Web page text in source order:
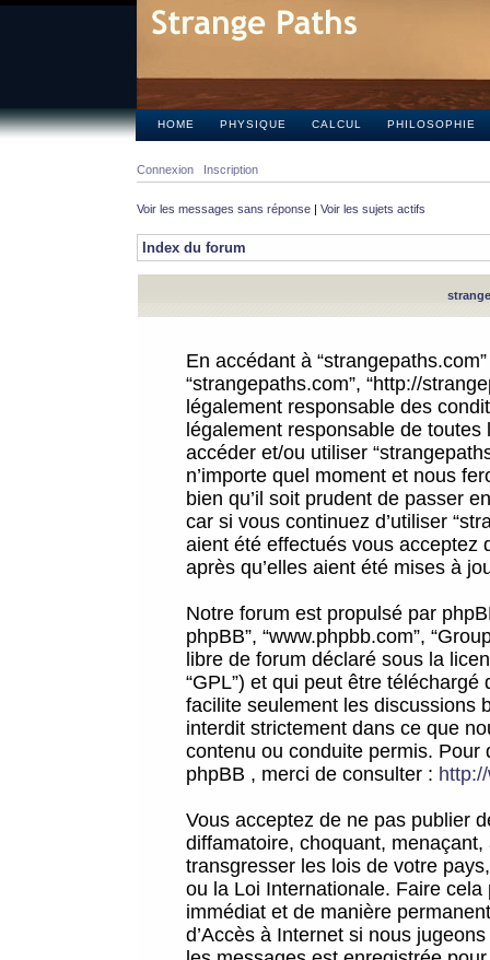
HOME PHYSIQUE CALCUL PHILOSOPHIE
Connexion Inscription
Voir les messages sans réponse | Voir les sujets actifs
Index du forum
En accédant à
“strangepaths.com”, “http://
légalement responsable des
légalement responsable de
accéder et/ou utiliser
n’importe quel moment et nous
bien qu’il soit prudent de passer
car si vous continuez d’utiliser
aient été effectués vous acceptez
après qu’elles aient été mises à
Notre forum est propulsé par
phpBB”, “www.phpbb.com”,
libre de forum déclaré sous la
“GPL”) et qui peut être téléchargé
facilite seulement les discussions
interdit strictement dans ce que
contenu ou conduite permis.
phpBB , merci de consulter :
Vous acceptez de ne pas publier
diffamatoire, choquant,
transgresser les lois de votre
ou la Loi Internationale. Faire
immédiat et de manière
d’Accès à Internet si nous